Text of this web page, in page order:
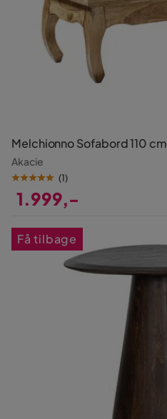
Melchionno Sofabord 110 cm
Akacie
(1)
1.999,-
Få tilbage